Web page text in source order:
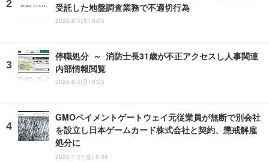
受託した地盤調査業務で不適切行為
2026.8.5(水) 8:05
停職処分 ～ 消防士長31歳が不正アクセスし人事関連
内部情報閲覧
2026.8.3(月) 8:05
GMOペイメントゲートウェイ元従業員が無断で別会社
を設立し日本ゲームカード株式会社と契約、懲戒解雇
処分に
2026.7.31(金) 8:05